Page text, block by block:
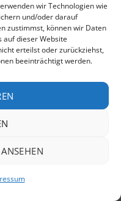
wir Technologien wie
und/oder darauf
zustimmst, können wir Daten
auf dieser Website
erteilst oder zurückziehst,
beeinträchtigt werden.
Rechung
Weser-Ems GmbH